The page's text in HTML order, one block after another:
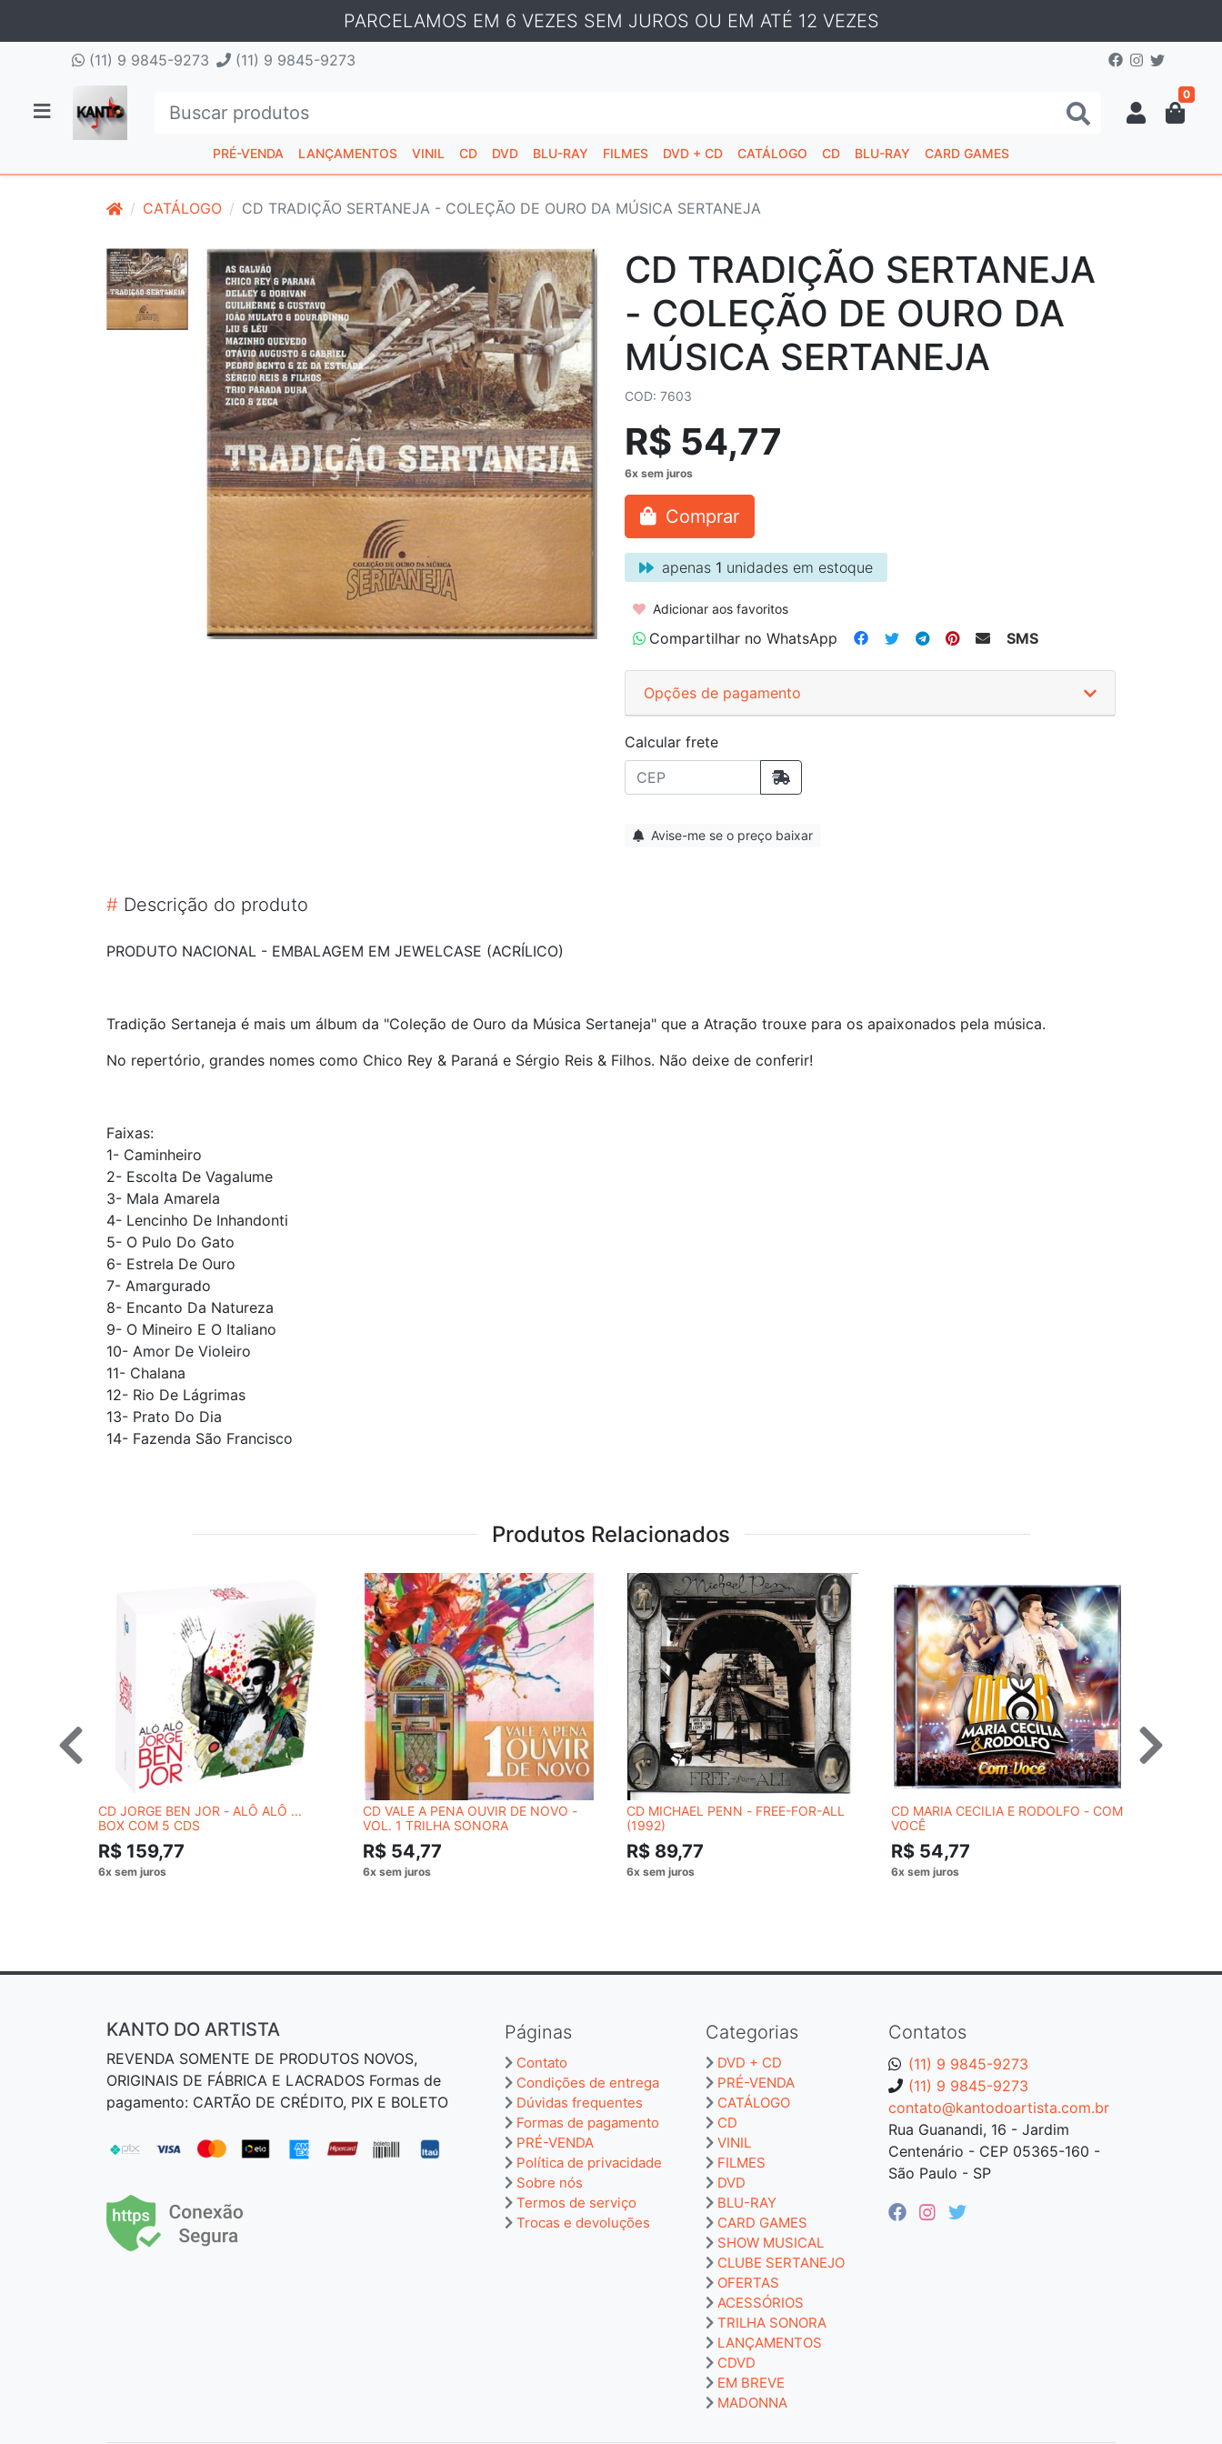
PARCELAMOS EM 6 VEZES SEM JUROS OU EM ATÉ 12 VEZES
(11) 9 9845-9273 (11) 9 9845-9273
0
PRÉ-VENDA LANÇAMENTOS VINIL CD DVD BLU-RAY FILMES DVD + CD CATÁLOGO CD BLU-RAY CARD GAMES
CATÁLOGO CD TRADIÇÃO SERTANEJA - COLEÇÃO DE OURO DA MÚSICA SERTANEJA
CD TRADIÇÃO SERTANEJA
- COLEÇÃO DE OURO DA
MÚSICA SERTANEJA
COD: 7603
R$ 54,77
Comprar
apenas 1 unidades em estoque
Adicionar aos favoritos
Compartilhar no WhatsApp SMS
Opções de pagamento
Calcular frete
Avise-me se o preço baixar
# Descrição do produto
PRODUTO NACIONAL - EMBALAGEM EM JEWELCASE (ACRÍLICO)
Tradição Sertaneja é mais um álbum da "Coleção de Ouro da Música Sertaneja" que a Atração trouxe para os apaixonados pela música.
No repertório, grandes nomes como Chico Rey & Paraná e Sérgio Reis & Filhos. Não deixe de conferir!
Faixas:
1- Caminheiro
2- Escolta De Vagalume
3- Mala Amarela
4- Lencinho De Inhandonti
5- O Pulo Do Gato
6- Estrela De Ouro
7- Amargurado
8- Encanto Da Natureza
9- O Mineiro E O Italiano
10- Amor De Violeiro
11- Chalana
12- Rio De Lágrimas
13- Prato Do Dia
14- Fazenda São Francisco
Produtos Relacionados
CD JORGE BEN JOR - ALÔ ALÔ ...
BOX COM 5 CDS
R$ 159,77
CD VALE A PENA OUVIR DE NOVO -
VOL. 1 TRILHA SONORA
R$ 54,77
CD MICHAEL PENN - FREE-FOR-ALL
(1992)
R$ 89,77
CD MARIA CECILIA E RODOLFO - COM
VOCÊ
R$ 54,77
Contatos
(11) 9 9845-9273
(11) 9 9845-9273
contato@kantodoartista.com.br
Rua Guanandi, 16 - Jardim
Centenário - CEP 05365-160 -
São Paulo - SP
Páginas
Contato
Condições de entrega
Dúvidas frequentes
Formas de pagamento
PRÉ-VENDA
Política de privacidade
Sobre nós
Termos de serviço
Trocas e devoluções
Categorias
DVD + CD
PRÉ-VENDA
CATÁLOGO
CD
VINIL
FILMES
DVD
BLU-RAY
CARD GAMES
SHOW MUSICAL
CLUBE SERTANEJO
OFERTAS
ACESSÓRIOS
TRILHA SONORA
LANÇAMENTOS
CDVD
EM BREVE
MADONNA
KANTO DO ARTISTA
REVENDA SOMENTE DE PRODUTOS NOVOS,
ORIGINAIS DE FÁBRICA E LACRADOS Formas de
pagamento: CARTÃO DE CRÉDITO, PIX E BOLETO